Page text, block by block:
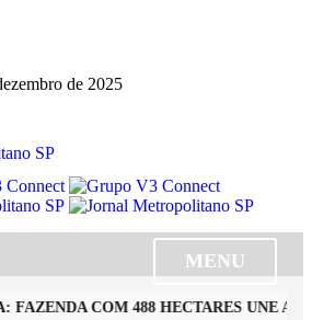
de 2025
MENU
COM 488 HECTARES UNE